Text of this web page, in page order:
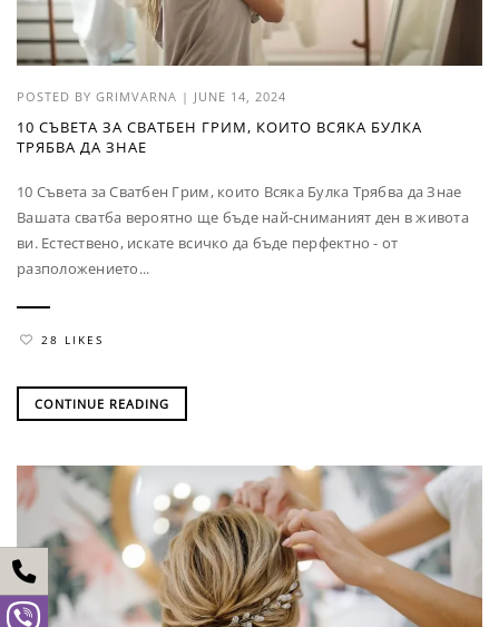
POSTED BY GRIMVARNA | JUNE 14, 2024
10 СЪВЕТА ЗА СВАТБЕН ГРИМ, КОИТО ВСЯКА БУЛКА
ТРЯБВА ДА ЗНАЕ
10 Съвета за Сватбен Грим, които Всяка Булка Трябва да Знае
Вашата сватба вероятно ще бъде най-сниманият ден в живота
ви. Естествено, искате всичко да бъде перфектно - от
разположението...
28 LIKES
CONTINUE READING